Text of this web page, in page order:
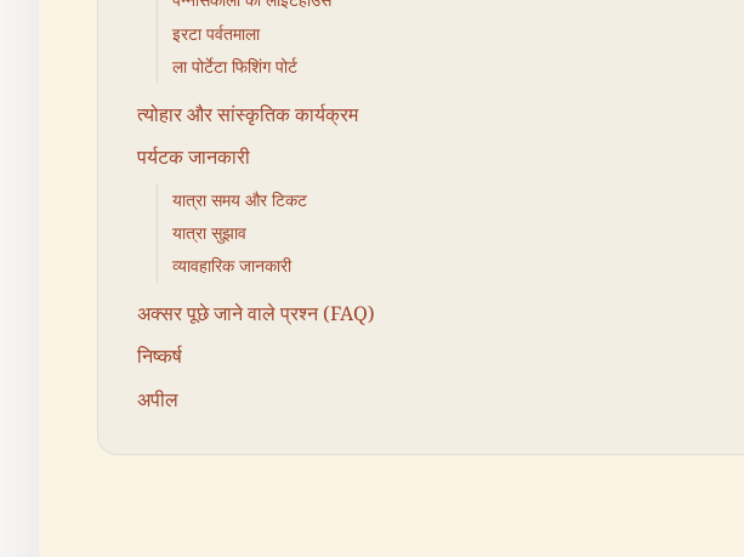
इरटा पर्वतमाला
ला पोर्टेटा फिशिंग पोर्ट
त्योहार और सांस्कृतिक कार्यक्रम
पर्यटक जानकारी
यात्रा समय और टिकट
यात्रा सुझाव
व्यावहारिक जानकारी
अक्सर पूछे जाने वाले प्रश्न (FAQ)
निष्कर्ष
अपील